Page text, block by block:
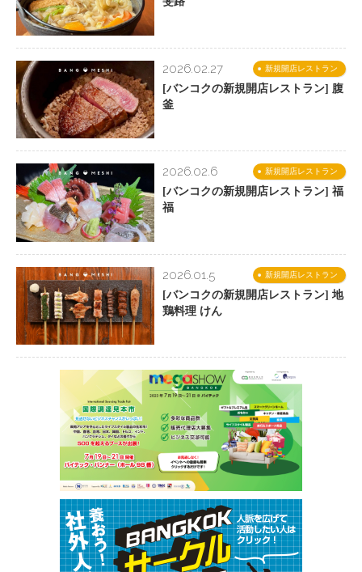
新規開店レストラン
2026.02.27
[バンコクの新規開店レストラン] 腹
釜
新規開店レストラン
2026.02.6
[バンコクの新規開店レストラン] 福
福
新規開店レストラン
2026.01.5
[バンコクの新規開店レストラン] 地
鶏料理 けん